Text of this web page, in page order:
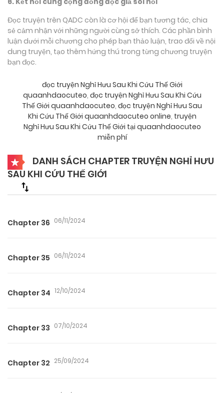
Đọc truyện trên QADC còn là cơ hội để bạn tương tác, chia
sẻ cảm nhận với những người cùng sở thích. Các phần bình
luận dưới mỗi chương cho phép bạn thảo luận, trao đổi về nội
dung truyện, tạo thêm hứng thú trong từng chương truyện
bạn đọc.
đọc truyện Nghỉ Hưu Sau Khi Cứu Thế Giới
quaanhdaocuteo, đọc truyện Nghỉ Hưu Sau Khi Cứu
Thế Giới quaanhdaocuteo, đọc truyện Nghỉ Hưu Sau
Khi Cứu Thế Giới quaanhdaocuteo online, truyện
Nghỉ Hưu Sau Khi Cứu Thế Giới tại quaanhdaocuteo
miễn phí
DANH SÁCH CHAPTER TRUYỆN NGHỈ HƯU
SAU KHI CỨU THẾ GIỚI
Chapter 36 06/11/2024
Chapter 35 06/11/2024
Chapter 34 12/10/2024
Chapter 33 07/10/2024
Chapter 32 25/09/2024